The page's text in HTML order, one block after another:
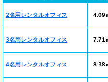
2名用レンタルオフィス 4.09
3名用レンタルオフィス 7.71
4名用レンタルオフィス 8.38